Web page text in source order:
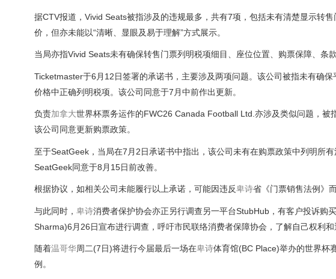
据CTV报道，Vivid Seats被指涉及的违规最多，共有7项，包括未有清楚显示转
价，但亦未能以“清晰、显眼及易于理解”方式展示。
当局亦指Vivid Seats未有确保转售门票列明税项细目、座位位置、购票保障、条
Ticketmaster于6月12日签署的承诺书，主要涉及两项问题。该公司被指未有确
价格中正确列明税项。该公司同意于7月中前作出更新。
负责加拿大世界杯票务运作的FWC26 Canada Football Ltd.亦涉及类似问题，被
该公司同意更新购票政策。
至于SeatGeek，当局在7月2日承诺书中指出，该公司未有在购票政策中列明所
SeatGeek同意于8月15日前改善。
根据协议，如相关公司未能履行以上承诺，可能因违反卑诗省《门票销售法例》
与此同时， 卑诗消费者保护协会亦正另行调查另一平台StubHub，有客户投诉购
Sharma)6月26日宣布进行调查，呼吁市民联络消费者保障协会，了解自己权利和
随着温哥华周二(7日)将进行今届最后一场在卑诗体育馆(BC Place)举办的世界杯
例。